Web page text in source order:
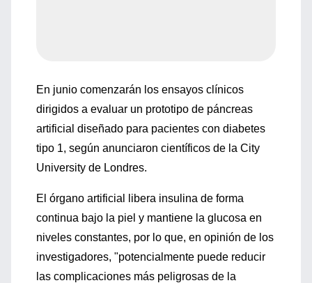
En junio comenzarán los ensayos clínicos
dirigidos a evaluar un prototipo de páncreas
artificial diseñado para pacientes con diabetes
tipo 1, según anunciaron científicos de la City
University de Londres.
El órgano artificial libera insulina de forma
continua bajo la piel y mantiene la glucosa en
niveles constantes, por lo que, en opinión de los
investigadores, "potencialmente puede reducir
las complicaciones más peligrosas de la